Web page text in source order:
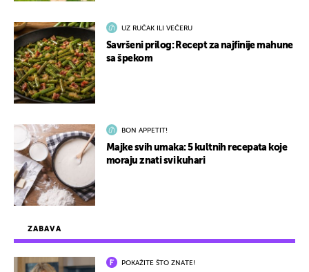
ZABAVA
POKAŽITE ŠTO ZNATE!
UZ RUČAK ILI VEČERU
Savršeni prilog: Recept za najfinije mahune
sa špekom
BON APPETIT!
Majke svih umaka: 5 kultnih recepata koje
moraju znati svi kuhari